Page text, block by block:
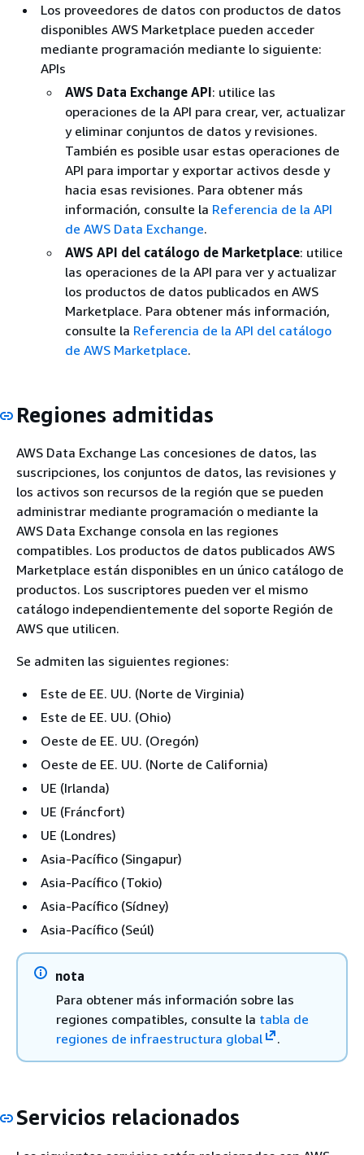
Los proveedores de datos con productos de datos
disponibles AWS Marketplace pueden acceder
mediante programación mediante lo siguiente:
APIs
AWS Data Exchange API: utilice las
operaciones de la API para crear, ver, actualizar
y eliminar conjuntos de datos y revisiones.
También es posible usar estas operaciones de
API para importar y exportar activos desde y
hacia esas revisiones. Para obtener más
información, consulte la Referencia de la API
de AWS Data Exchange.
AWS API del catálogo de Marketplace: utilice
las operaciones de la API para ver y actualizar
los productos de datos publicados en AWS
Marketplace. Para obtener más información,
consulte la Referencia de la API del catálogo
de AWS Marketplace.
Regiones admitidas
AWS Data Exchange Las concesiones de datos, las
suscripciones, los conjuntos de datos, las revisiones y
los activos son recursos de la región que se pueden
administrar mediante programación o mediante la
AWS Data Exchange consola en las regiones
compatibles. Los productos de datos publicados AWS
Marketplace están disponibles en un único catálogo de
productos. Los suscriptores pueden ver el mismo
catálogo independientemente del soporte Región de
AWS que utilicen.
Se admiten las siguientes regiones:
Este de EE. UU. (Norte de Virginia)
Este de EE. UU. (Ohio)
Oeste de EE. UU. (Oregón)
Oeste de EE. UU. (Norte de California)
UE (Irlanda)
UE (Fráncfort)
UE (Londres)
Asia-Pacífico (Singapur)
Asia-Pacífico (Tokio)
Asia-Pacífico (Sídney)
Asia-Pacífico (Seúl)
nota
Para obtener más información sobre las
regiones compatibles, consulte la tabla de
regiones de infraestructura global
.
Servicios relacionados